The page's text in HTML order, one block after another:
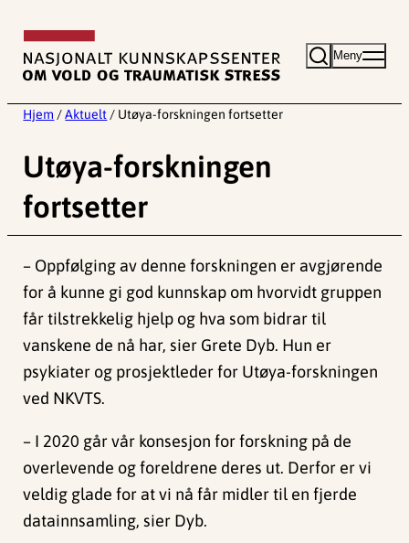
innhold
Meny
Hjem / Aktuelt / Utøya-forskningen fortsetter
Utøya-forskningen
fortsetter
– Oppfølging av denne forskningen er avgjørende
for å kunne gi god kunnskap om hvorvidt gruppen
får tilstrekkelig hjelp og hva som bidrar til
vanskene de nå har, sier Grete Dyb. Hun er
psykiater og prosjektleder for Utøya-forskningen
ved NKVTS.
– I 2020 går vår konsesjon for forskning på de
overlevende og foreldrene deres ut. Derfor er vi
veldig glade for at vi nå får midler til en fjerde
datainnsamling, sier Dyb.